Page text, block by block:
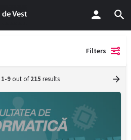
Filters
1-9out of215 results